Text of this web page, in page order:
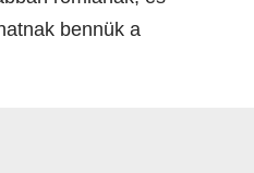
bennük a